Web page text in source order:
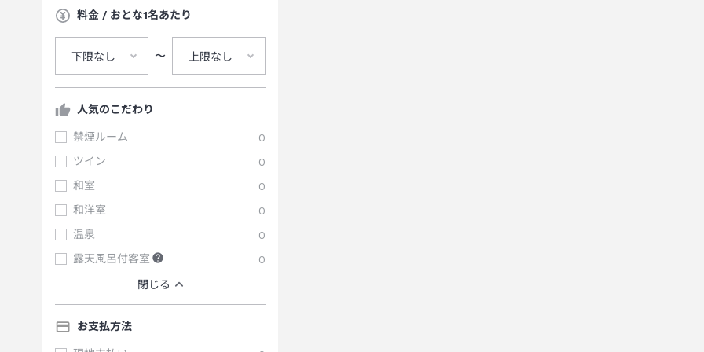
料金 / おとな1名あたり
下限なし 〜 上限なし
人気のこだわり
禁煙ルーム
0
ツイン
0
和室
0
和洋室
0
温泉
0
露天風呂付客室
0
閉じる
お支払方法